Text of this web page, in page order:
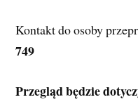
Kontakt do osoby
749
Przegląd będzie